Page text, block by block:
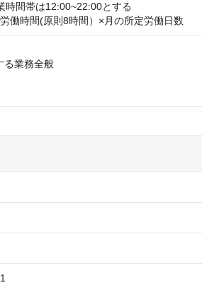
間帯は12:00~22:00とする
時間(原則8時間）×月の所定労働日数
る業務全般